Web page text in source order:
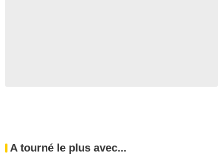
A tourné le plus avec...